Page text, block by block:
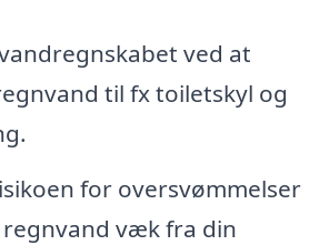
ved at
til fx toiletskyl og
for oversvømmelser
væk fra din